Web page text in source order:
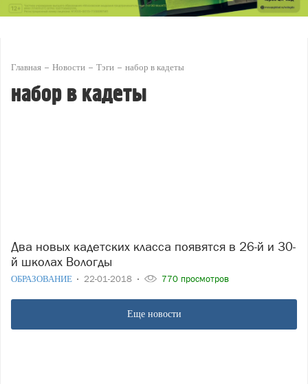
Главная Новости Тэги набор в кадеты
набор в кадеты
Два новых кадетских класса появятся в 26-й и 30-
й школах Вологды
ОБРАЗОВАНИЕ 22-01-2018 770 просмотров
Еще новости